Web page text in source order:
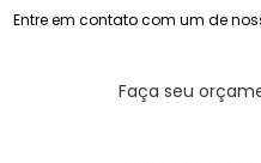
Entre em contato com um de
Faça seu